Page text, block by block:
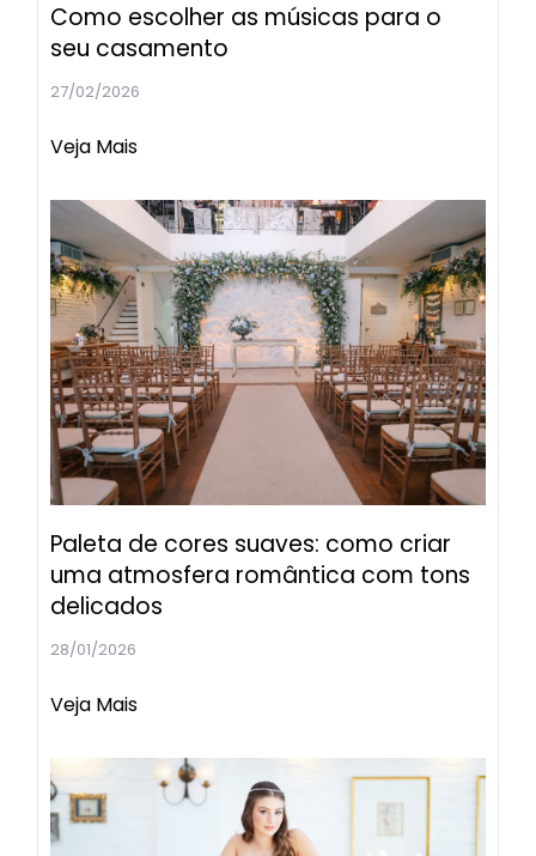
Como escolher as músicas para o
seu casamento
27/02/2026
Veja Mais
Paleta de cores suaves: como criar
uma atmosfera romântica com tons
delicados
28/01/2026
Veja Mais